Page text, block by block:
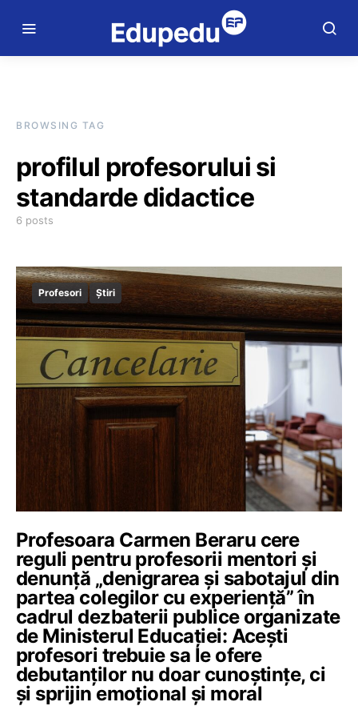
BROWSING TAG
profilul profesorului si
standarde didactice
6 posts
Profesori Știri
Profesoara Carmen Beraru cere
reguli pentru profesorii mentori și
denunță „denigrarea și sabotajul din
partea colegilor cu experiență” în
cadrul dezbaterii publice organizate
de Ministerul Educației: Acești
profesori trebuie sa le ofere
debutanților nu doar cunoștințe, ci
și sprijin emoțional și moral